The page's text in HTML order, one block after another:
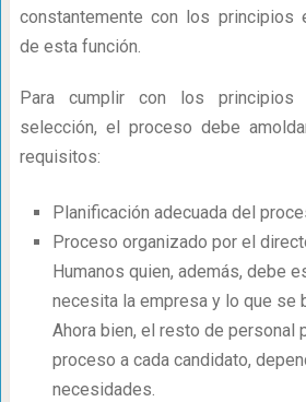
constantemente con los principios
de esta función.
Para cumplir con los
selección, el proceso debe
requisitos:
Planificación adecuada del
Proceso organizado por el
Humanos quien, además, debe
necesita la empresa y lo que se
Ahora bien, el resto de personal
proceso a cada candidato,
necesidades.